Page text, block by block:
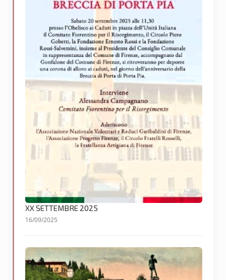
XX SETTEMBRE 2025
16/09/2025